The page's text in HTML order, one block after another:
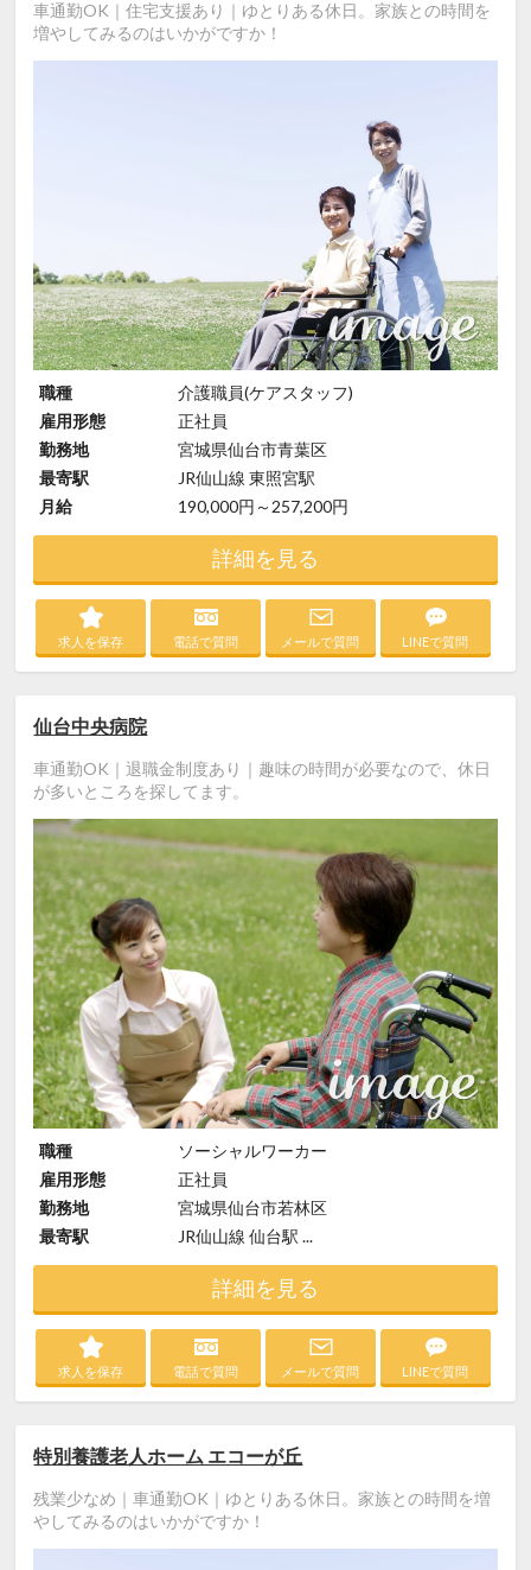
車通勤OK｜住宅支援あり｜ゆとりある休日。家族との時間を
増やしてみるのはいかがですか！
職種
介護職員(ケアスタッフ)
雇用形態
正社員
勤務地
宮城県仙台市青葉区
最寄駅
JR仙山線 東照宮駅
月給
190,000円～257,200円
詳細を見る
求人を保存 電話で質問 メールで質問 LINEで質問
仙台中央病院
車通勤OK｜退職金制度あり｜趣味の時間が必要なので、休日
が多いところを探してます。
職種
ソーシャルワーカー
雇用形態
正社員
勤務地
宮城県仙台市若林区
最寄駅
JR仙山線 仙台駅 ...
詳細を見る
求人を保存 電話で質問 メールで質問 LINEで質問
特別養護老人ホーム エコーが丘
残業少なめ｜車通勤OK｜ゆとりある休日。家族との時間を増
やしてみるのはいかがですか！